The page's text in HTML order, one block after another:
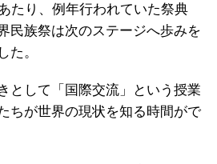
たり、例年行われていた祭典
民族祭は次のステージへ歩みを
た。
として「国際交流」という授業
ちが世界の現状を知る時間がで